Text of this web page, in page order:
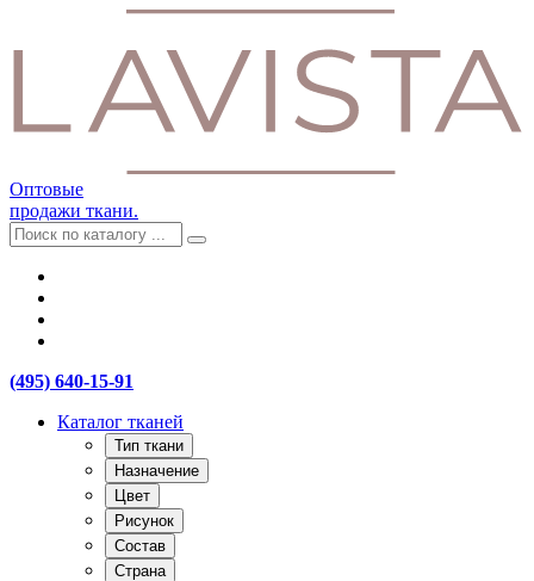
Оптовые
продажи ткани.
(495) 640-15-91
Каталог тканей
Тип ткани
Назначение
Цвет
Рисунок
Состав
Страна